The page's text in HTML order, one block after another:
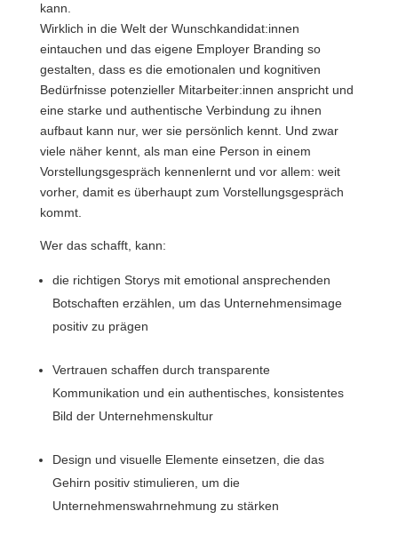
kann.
Wirklich in die Welt der Wunschkandidat:innen
eintauchen und das eigene Employer Branding so
gestalten, dass es die emotionalen und kognitiven
Bedürfnisse potenzieller Mitarbeiter:innen anspricht und
eine starke und authentische Verbindung zu ihnen
aufbaut kann nur, wer sie persönlich kennt. Und zwar
viele näher kennt, als man eine Person in einem
Vorstellungsgespräch kennenlernt und vor allem: weit
vorher, damit es überhaupt zum Vorstellungsgespräch
kommt.
Wer das schafft, kann:
die richtigen Storys mit emotional ansprechenden
Botschaften erzählen, um das Unternehmensimage
positiv zu prägen
Vertrauen schaffen durch transparente
Kommunikation und ein authentisches, konsistentes
Bild der Unternehmenskultur
Design und visuelle Elemente einsetzen, die das
Gehirn positiv stimulieren, um die
Unternehmenswahrnehmung zu stärken